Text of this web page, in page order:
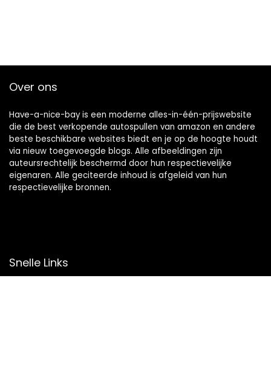
Over ons
Have-a-nice-bay is een moderne alles-in-één-prijswebsite
die de best verkopende autospullen van amazon en andere
beste beschikbare websites biedt en je op de hoogte houdt
via nieuw toegevoegde blogs. Alle afbeeldingen zijn
auteursrechtelijk beschermd door hun respectievelijke
eigenaren. Alle geciteerde inhoud is afgeleid van hun
respectievelijke bronnen.
Snelle Links